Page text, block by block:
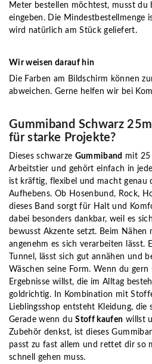
Meter bestellen möchtest, musst du
eingeben. Die Mindestbestellmenge
wird natürlich am Stück geliefert.
Wir weisen darauf hin
Die Farben am Bildschirm können
abweichen. Gerne helfen wir bei
Gummiband Schwarz
für starke Projekte?
Dieses schwarze Gummiband mit 25
Arbeitstier und gehört einfach in
ist kräftig, flexibel und macht genau
Aufhebens. Ob Hosenbund, Rock,
dieses Band sorgt für Halt und
dabei besonders dankbar, weil es
bewusst Akzente setzt. Beim Nähen
angenehm es sich verarbeiten lässt.
Tunnel, lässt sich gut annähen und
Wäschen seine Form. Wenn du
Ergebnisse willst, die im Alltag
goldrichtig. In Kombination mit
Lieblingsshop entsteht Kleidung,
Gerade wenn duStoff kaufen willst
Zubehör denkst, ist dieses
passt zu fast allem und rettet dir so
schnell gehen muss.